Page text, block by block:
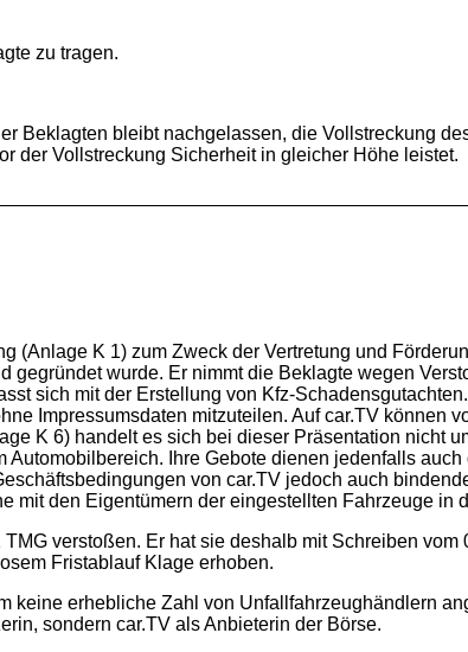
zu tragen.
Beklagten bleibt nachgelassen, die Vollstreckung
der Vollstreckung Sicherheit in gleicher Höhe leistet.
(Anlage K 1) zum Zweck der Vertretung und
wurde. Er nimmt die Beklagte wegen
sich mit der Erstellung von Kfz-
Impressumsdaten mitzuteilen. Auf car.TV können
K 6) handelt es sich bei dieser Präsentation nicht
Ihre Gebote dienen jedenfalls
von car.TV jedoch auch
mit den Eigentümern der eingestellten Fahrzeuge in
verstoßen. Er hat sie deshalb mit Schreiben
Fristablauf Klage erhoben.
keine erhebliche Zahl von Unfallfahrzeughändlern
sondern car.TV als Anbieterin der Börse.